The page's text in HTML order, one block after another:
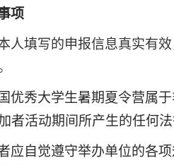
项
人填写的申报信息真实有
优秀大学生暑期夏令营属
者活动期间所产生的任何法
应自觉遵守举办单位的各